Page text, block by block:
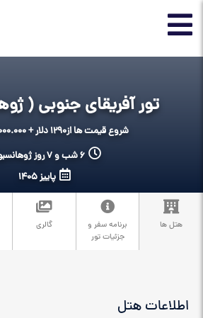
تور آفریقای جنوبی (
شروع قیمت ها از1290 دلار + 69.000.000 تومان
6 شب و 7 روز ژوهانسبورگ
پاییز 1405
هتل ها
برنامه سفر و
جزئیات تور
گالری
اطلاعات هتل